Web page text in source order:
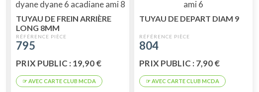
TUYAU DE FREIN ARRIÈRE
LONG 8MM
795
PRIX PUBLIC : 19,90 €
TUYAU DE DEPART DIAM 9
804
PRIX PUBLIC : 7,90 €